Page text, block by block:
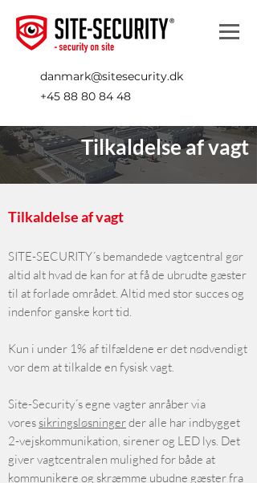
danmark@sitesecurity.dk
+45 88 80 84 48
Tilkaldelse af vagt
Tilkaldelse af vagt
SITE-SECURITY´s bemandede vagtcentral gør
altid alt hvad de kan for at få de ubrudte gæster
til at forlade området. Altid med stor succes og
indenfor ganske kort tid.
Kun i under 1% af tilfældene er det nødvendigt
vor dem at tilkalde en fysisk vagt.
Site-Security´s egne vagter anråber via
vores sikringsløsningerder alle har indbygget
2-vejskommunikation, sirener og LED lys. Det
giver vagtcentralen mulighed for både at
kommunikere og skræmme ubudne gæster fra